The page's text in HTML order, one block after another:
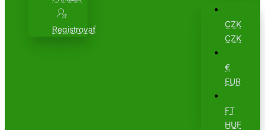
Registrovať
CZK
CZK
€
EUR
FT
HUF